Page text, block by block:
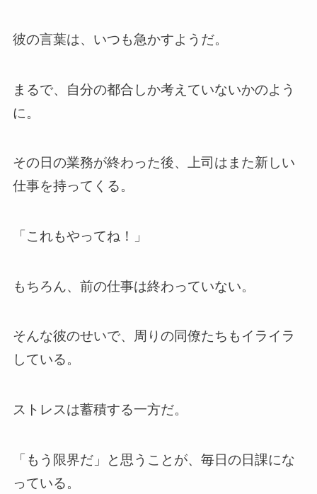
彼の言葉は、いつも急かすようだ。
まるで、自分の都合しか考えていないかのよう
に。
その日の業務が終わった後、上司はまた新しい
仕事を持ってくる。
「これもやってね！」
もちろん、前の仕事は終わっていない。
そんな彼のせいで、周りの同僚たちもイライラ
している。
ストレスは蓄積する一方だ。
「もう限界だ」と思うことが、毎日の日課にな
っている。